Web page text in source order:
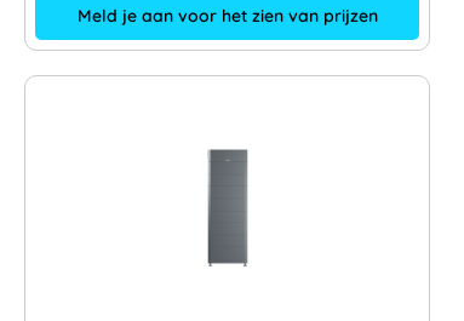
Meld je aan voor het zien van prijzen